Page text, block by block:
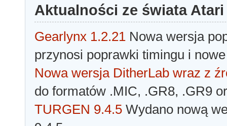
Aktualności ze świata Atari
Gearlynx 1.2.21 Nowa wersja
przynosi poprawki timingu i
Nowa wersja DitherLab wraz z
do formatów .MIC, .GR8, .GR9
TURGEN 9.4.5 Wydano nową